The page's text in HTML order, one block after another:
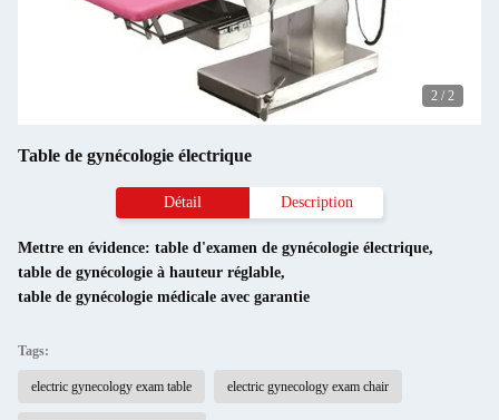
2 / 2
Table de gynécologie électrique
Détail Description
Mettre en évidence: table d'examen de gynécologie électrique,
table de gynécologie à hauteur réglable,
table de gynécologie médicale avec garantie
Tags:
electric gynecology exam table electric gynecology exam chair